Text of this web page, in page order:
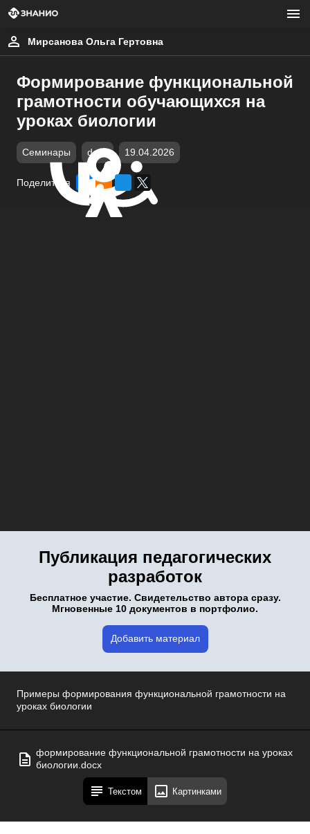
Мирсанова Ольга Гертовна
Формирование функциональной
грамотности обучающихся на
уроках биологии
Семинары docx 19.04.2026
Поделиться
Публикация педагогических
разработок
Бесплатное участие. Свидетельство автора сразу.
Мгновенные 10 документов в портфолио.
Добавить материал
Примеры формирования функциональной грамотности на
уроках биологии
формирование функциональной грамотности на уроках
биологии.docx
Текстом Картинками